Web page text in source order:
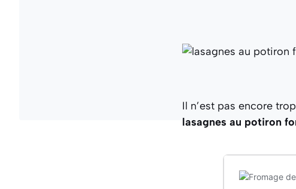
Il n’est pas encore
lasagnes au potiron